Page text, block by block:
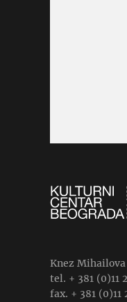
Knez Mihailova
tel. + 381 (0)11
fax. + 381 (0)11